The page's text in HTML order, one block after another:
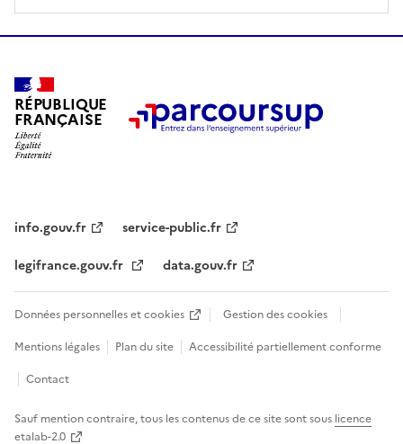
RÉPUBLIQUE
FRANÇAISE
info.gouv.fr
service-public.fr
legifrance.gouv.fr
data.gouv.fr
Données personnelles et cookies
Gestion des cookies
Mentions légales
Plan du site
Accessibilité partiellement conforme
Contact
Sauf mention contraire, tous les contenus de ce site sont sous licence
etalab-2.0